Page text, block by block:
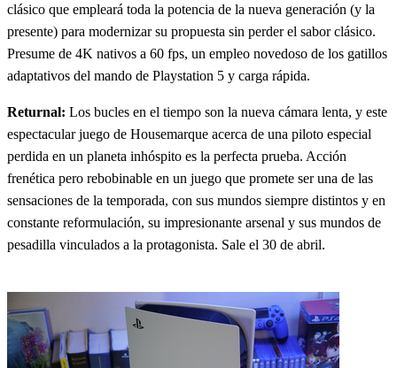
clásico que empleará toda la potencia de la nueva generación (y la
presente) para modernizar su propuesta sin perder el sabor clásico.
Presume de 4K nativos a 60 fps, un empleo novedoso de los gatillos
adaptativos del mando de Playstation 5 y carga rápida.
Returnal: Los bucles en el tiempo son la nueva cámara lenta, y este
espectacular juego de Housemarque acerca de una piloto especial
perdida en un planeta inhóspito es la perfecta prueba. Acción
frenética pero rebobinable en un juego que promete ser una de las
sensaciones de la temporada, con sus mundos siempre distintos y en
constante reformulación, su impresionante arsenal y sus mundos de
pesadilla vinculados a la protagonista. Sale el 30 de abril.